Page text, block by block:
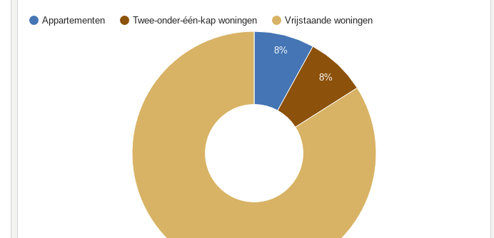
Appartementen Twee-onder-één-kap woningen Vrijstaande woningen
8%
8%